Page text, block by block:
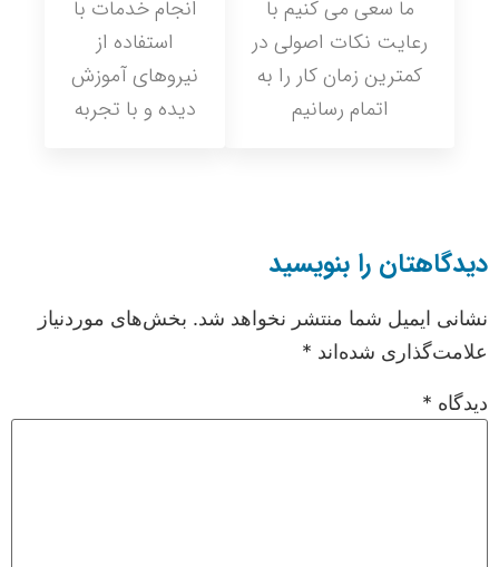
ما سعی می کنیم با
رعایت نکات اصولی در
کمترین زمان کار را به
اتمام رسانیم
انجام خدمات با
استفاده از
نیروهای آموزش
دیده و با تجربه
دیدگاهتان را بنویسید
نشانی ایمیل شما منتشر نخواهد شد. بخش‌های موردنیاز
علامت‌گذاری شده‌اند *
دیدگاه *